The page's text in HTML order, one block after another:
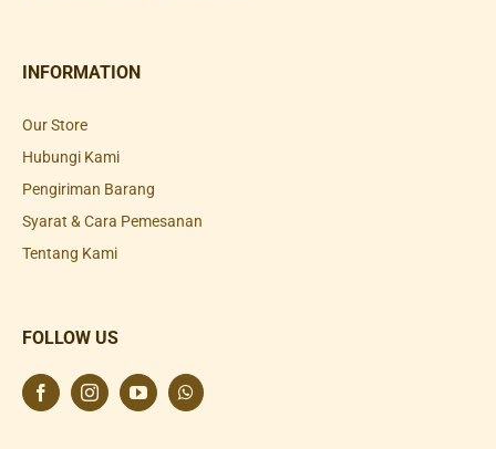
INFORMATION
Our Store
Hubungi Kami
Pengiriman Barang
Syarat & Cara Pemesanan
Tentang Kami
FOLLOW US